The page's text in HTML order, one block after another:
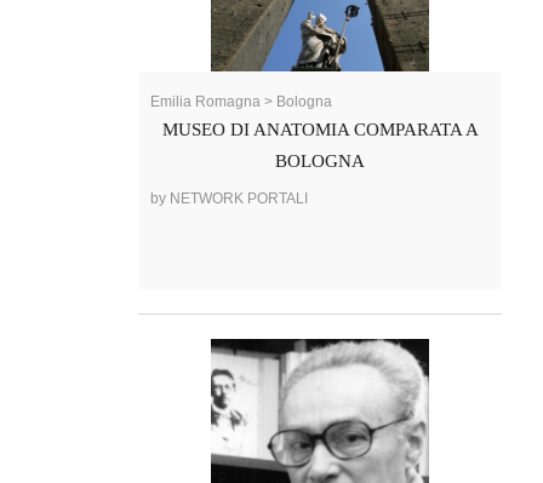
Emilia Romagna > Bologna
MUSEO DI ANATOMIA COMPARATA A
BOLOGNA
by NETWORK PORTALI